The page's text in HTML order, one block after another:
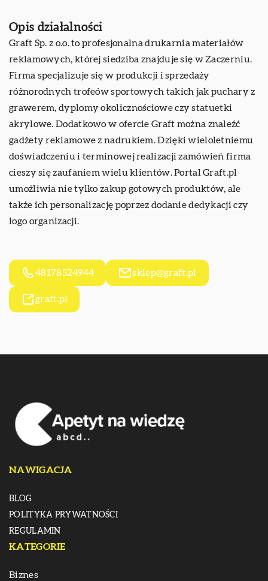
Opis działalności
Graft Sp. z o.o. to profesjonalna drukarnia materiałów
reklamowych, której siedziba znajduje się w Zaczerniu.
Firma specjalizuje się w produkcji i sprzedaży
różnorodnych trofeów sportowych takich jak puchary z
grawerem,dyplomyokolicznościowe czy statuetki
akrylowe. Dodatkowo w ofercie Graft można znaleźć
gadżety reklamowe z nadrukiem. Dzięki wieloletniemu
doświadczeniu i terminowej realizacji zamówień firma
cieszy się zaufaniem wielu klientów. Portal Graft.pl
umożliwia nie tylko zakup gotowych produktów, ale
także ich personalizację poprzez dodanie dedykacji czy
logo organizacji.
48178524944 sklep@graft.pl
graft.pl
NAWIGACJA
BLOG
POLITYKA PRYWATNOŚCI
REGULAMIN
KATEGORIE
Biznes